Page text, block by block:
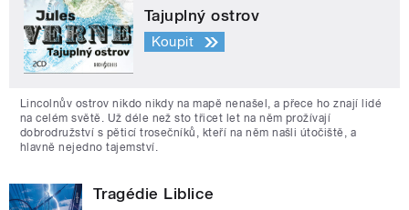
Tajuplný ostrov
Koupit
Lincolnův ostrov nikdo nikdy na mapě nenašel, a přece ho znají lidé
na celém světě. Už déle než sto třicet let na něm prožívají
dobrodružství s pěticí trosečníků, kteří na něm našli útočiště, a
hlavně nejedno tajemství.
Tragédie Liblice